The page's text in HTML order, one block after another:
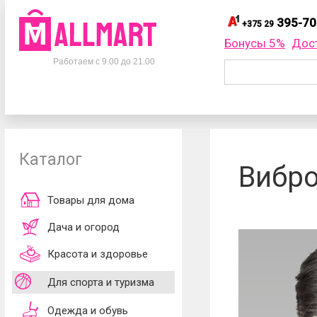
Телефоны
+375 33395-70-75
Работаем с 9.00 до 21.00
+375 29 395-
+375 29
обработки
принимаю
Бонусы 5%
Каталог
Товары для дома
Дача и огород
Красота и здоровье
Для спорта и туризма
Одежда и обувь